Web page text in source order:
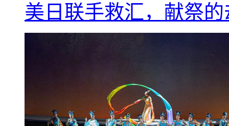
美日联手救汇，献祭